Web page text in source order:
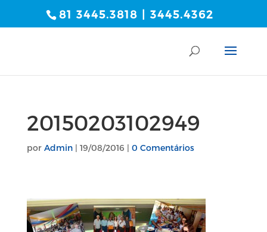
81 3445.3818 | 3445.4362
20150203102949
por Admin| 19/08/2016 | 0 Comentários